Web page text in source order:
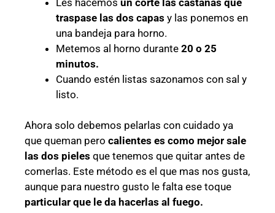
traspase las dos capas y las ponemos en
una bandeja para horno.
Metemos al horno durante 20 o 25
minutos.
Cuando estén listas sazonamos con sal y
listo.
Ahora solo debemos pelarlas con cuidado ya
que queman pero calientes es como mejor sale
las dos pieles que tenemos que quitar antes de
comerlas. Este método es el que mas nos gusta,
aunque para nuestro gusto le falta ese toque
particular que le da hacerlas al fuego.